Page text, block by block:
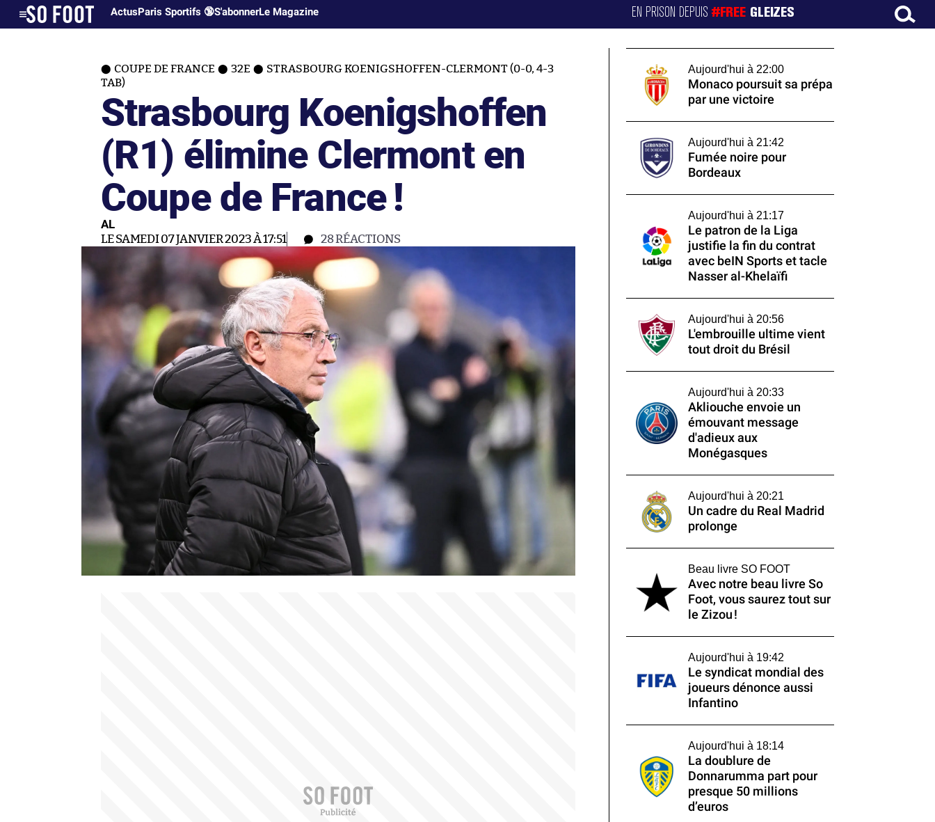
ActusParis Sportifs 🔞S'abonnerLe Magazine EN PRISON DEPUIS#FREE GLEIZES
COUPE DE FRANCE 32E
STRASBOURG KOENIGSHOFFEN-CLERMONT (0-0, 4-3
TAB)
Strasbourg Koenigshoffen
(R1) élimine Clermont en
Coupe de France !
AL
LE SAMEDI 07 JANVIER 2023 À 17:51 28RÉACTIONS
Aujourd'hui à 22:00
Monaco poursuit sa prépa
par une victoire
Aujourd'hui à 21:42
Fumée noire pour
Bordeaux
Aujourd'hui à 21:17
Le patron de la Liga
justifie la fin du contrat
avec beIN Sports et tacle
Nasser al-Khelaïfi
Aujourd'hui à 20:56
L'embrouille ultime vient
tout droit du Brésil
Aujourd'hui à 20:33
Akliouche envoie un
émouvant message
d'adieux aux
Monégasques
Aujourd'hui à 20:21
Un cadre du Real Madrid
prolonge
Beau livre SO FOOT
Avec notre beau livre So
Foot, vous saurez tout sur
le Zizou !
Aujourd'hui à 19:42
Le syndicat mondial des
joueurs dénonce aussi
Infantino
Aujourd'hui à 18:14
La doublure de
Donnarumma part pour
presque 50 millions
d’euros